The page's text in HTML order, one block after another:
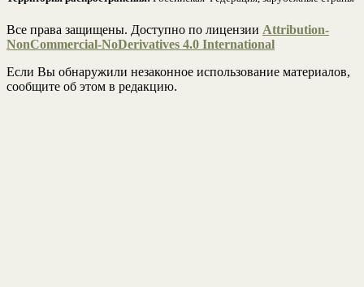
Все права защищены. Доступно по лицензии Attribution-
NonCommercial-NoDerivatives 4.0 International
Если Вы обнаружили незаконное использование материалов,
сообщите об этом в редакцию.